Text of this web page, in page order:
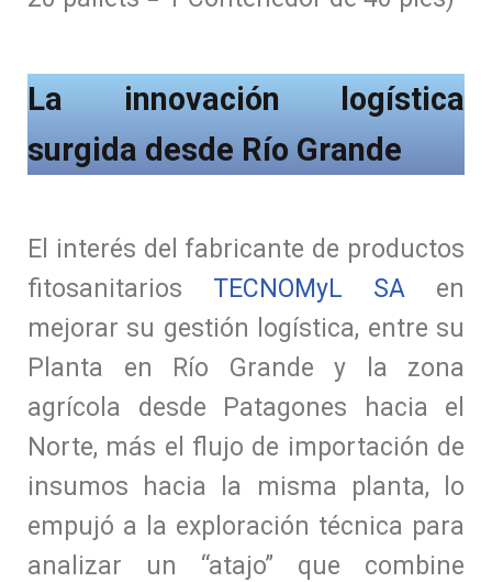
La innovación logística
surgida desde Río Grande
El interés del fabricante de productos
fitosanitarios TECNOMyL SA en
mejorar su gestión logística, entre su
Planta en Río Grande y la zona
agrícola desde Patagones hacia el
Norte, más el flujo de importación de
insumos hacia la misma planta, lo
empujó a la exploración técnica para
analizar un “atajo” que combine